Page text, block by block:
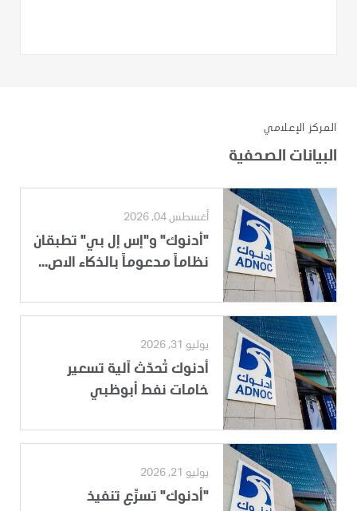
المركز الإعلامي
البيانات الصحفية
أغسطس 04, 2026
"أدنوك" و"إس إل بي" تطبقان
نظاماً مدعوماً بالذكاء الاص...
يوليو 31, 2026
أدنوك تُحدّث آلية تسعير
خامات نفط أبوظبي
يوليو 21, 2026
"أدنوك" تسرِّع تنفيذ